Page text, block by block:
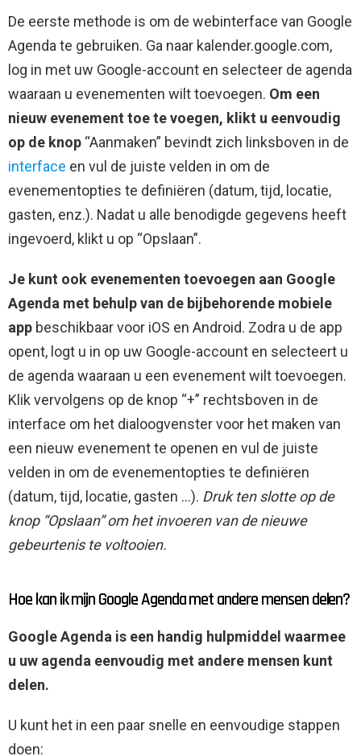
De eerste methode is om de webinterface van Google
Agenda te gebruiken. Ga naar kalender.google.com,
log in met uw Google-account en selecteer de agenda
waaraan u evenementen wilt toevoegen. Om een ​​
nieuw evenement toe te voegen, klikt u eenvoudig
op de knop “Aanmaken” bevindt zich linksboven in de
interface en vul de juiste velden in om de
evenementopties te definiëren (datum, tijd, locatie,
gasten, enz.). Nadat u alle benodigde gegevens heeft
ingevoerd, klikt u op “Opslaan”.
Je kunt ook evenementen toevoegen aan Google
Agenda met behulp van de bijbehorende mobiele
app beschikbaar voor iOS en Android. Zodra u de app
opent, logt u in op uw Google-account en selecteert u
de agenda waaraan u een evenement wilt toevoegen.
Klik vervolgens op de knop “+” rechtsboven in de
interface om het dialoogvenster voor het maken van
een nieuw evenement te openen en vul de juiste
velden in om de evenementopties te definiëren
(datum, tijd, locatie, gasten …). Druk ten slotte op de
knop “Opslaan” om het invoeren van de nieuwe
gebeurtenis te voltooien.
Hoe kan ik mijn Google Agenda met andere mensen delen?
Google Agenda is een handig hulpmiddel waarmee
u uw agenda eenvoudig met andere mensen kunt
delen.
U kunt het in een paar snelle en eenvoudige stappen
doen: